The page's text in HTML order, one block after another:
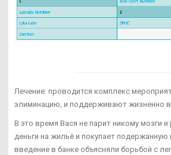
Лечение: проводится комплекс
элиминацию, и поддерживают жизненно
В это время Вася не парит никому мозги
деньги на жильё и покупает подержанную
введение в банке объясняли борьбой с